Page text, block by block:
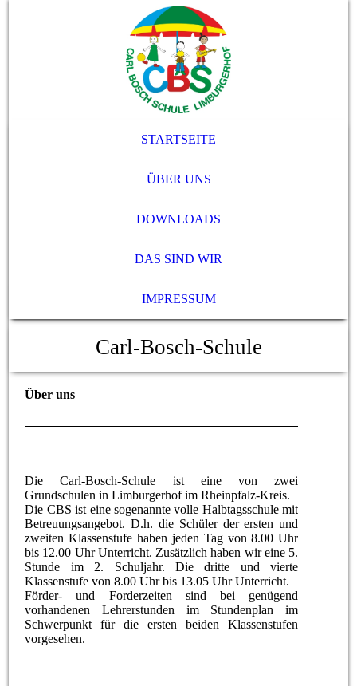
STARTSEITE
ÜBER UNS
DOWNLOADS
DAS SIND WIR
IMPRESSUM
Carl-Bosch-Schule
Über uns
Die Carl-Bosch-Schule ist eine von zwei
Grundschulen in Limburgerhof im Rheinpfalz-Kreis.
Die CBS ist eine sogenannte volle Halbtagsschule mit
Betreuungsangebot. D.h. die Schüler der ersten und
zweiten Klassenstufe haben jeden Tag von 8.00 Uhr
bis 12.00 Uhr Unterricht. Zusätzlich haben wir eine 5.
Stunde im 2. Schuljahr. Die dritte und vierte
Klassenstufe von 8.00 Uhr bis 13.05 Uhr Unterricht.
Förder- und Forderzeiten sind bei genügend
vorhandenen Lehrerstunden im Stundenplan im
Schwerpunkt für die ersten beiden Klassenstufen
vorgesehen.